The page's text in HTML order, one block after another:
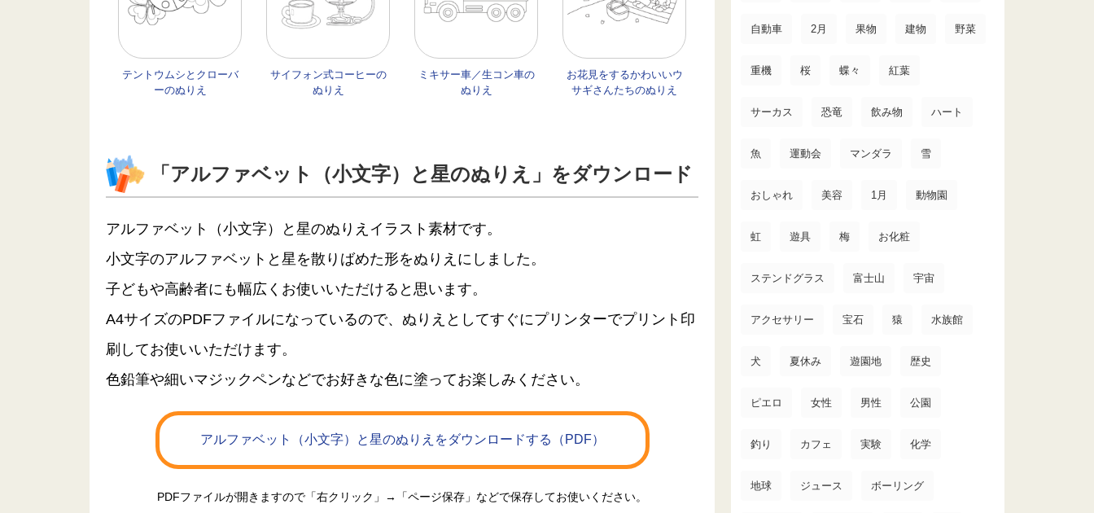
テントウムシとクローバ
ーのぬりえ
サイフォン式コーヒーの
ぬりえ
ミキサー車／生コン車の
ぬりえ
お花見をするかわいいウ
サギさんたちのぬりえ
「アルファベット（小文字）と星のぬりえ」をダウンロード
アルファベット（小文字）と星のぬりえイラスト素材です。
小文字のアルファベットと星を散りばめた形をぬりえにしました。
子どもや高齢者にも幅広くお使いいただけると思います。
A4サイズのPDFファイルになっているので、ぬりえとしてすぐにプリンターでプリント印
刷してお使いいただけます。
色鉛筆や細いマジックペンなどでお好きな色に塗ってお楽しみください。
アルファベット（小文字）と星のぬりえをダウンロードする（PDF）
PDFファイルが開きますので「右クリック」→「ページ保存」などで保存してお使いください。
自動車 2月 果物 建物 野菜
重機 桜 蝶々 紅葉
サーカス 恐竜 飲み物 ハート
魚 運動会 マンダラ 雪
おしゃれ 美容 1月 動物園
虹 遊具 梅 お化粧
ステンドグラス 富士山 宇宙
アクセサリー 宝石 猿 水族館
犬 夏休み 遊園地 歴史
ピエロ 女性 男性 公園
釣り カフェ 実験 化学
地球 ジュース ボーリング